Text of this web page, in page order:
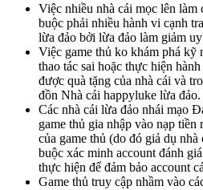
Việc nhiều nhà cái mọc lên làm
buộc phải nhiều hành vi cạnh
lừa đảo bởi lừa đảo làm giảm
Việc game thủ ko khám phá
thao tác sai hoặc thực hiện
được quà tặng của nhà cái và
đồn Nhà cái happyluke lừa đảo.
Các nhà cái lừa đảo nhái mạo
game thủ gia nhập vào nạp
của game thủ (do đó giả dụ
buộc xác minh account đánh
thực hiện để đảm bảo account
Game thủ truy cập nhầm vào